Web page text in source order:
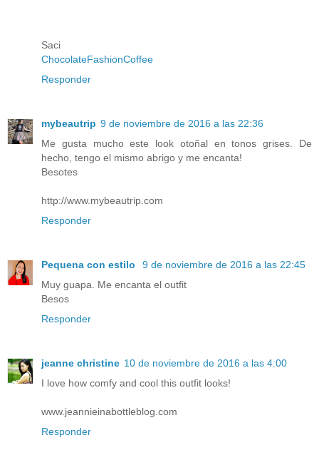
Saci
ChocolateFashionCoffee
Responder
mybeautrip 9 de noviembre de 2016 a las 22:36
Me gusta mucho este look otoñal en tonos grises. De
hecho, tengo el mismo abrigo y me encanta!
Besotes
http://www.mybeautrip.com
Responder
Pequena con estilo
9 de noviembre de 2016 a las 22:45
Muy guapa. Me encanta el outfit
Besos
Responder
jeanne christine 10 de noviembre de 2016 a las 4:00
I love how comfy and cool this outfit looks!
www.jeannieinabottleblog.com
Responder